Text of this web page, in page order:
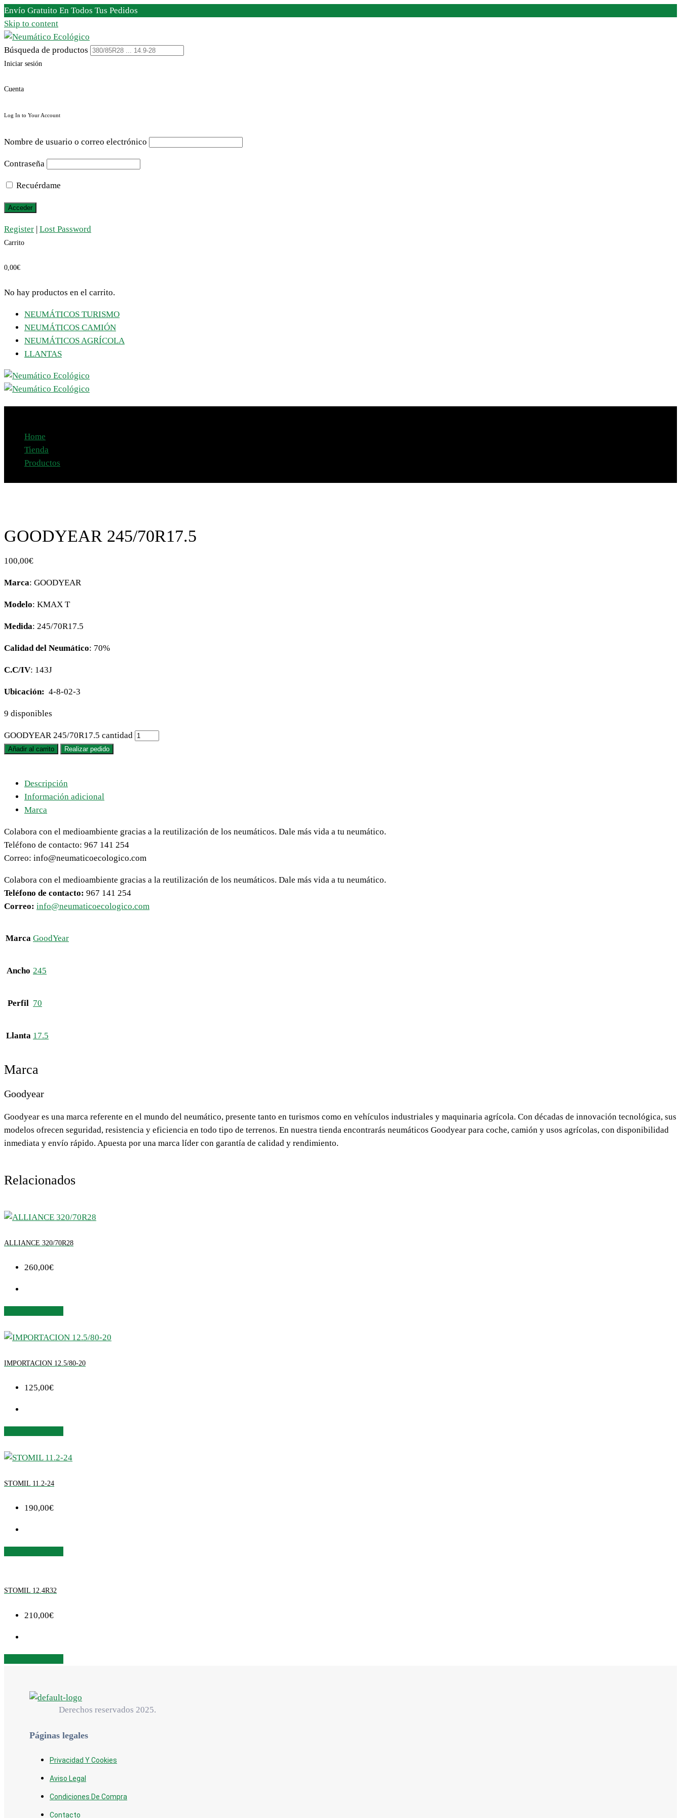
Envío Gratuito En Todos Tus Pedidos
Skip to content
Búsqueda de productos
Iniciar sesión
Cuenta
Log In to Your Account
Nombre de usuario o correo electrónico
Contraseña
Recuérdame
Register | Lost Password
Carrito
0,00€
No hay productos en el carrito.
NEUMÁTICOS TURISMO
NEUMÁTICOS CAMIÓN
NEUMÁTICOS AGRÍCOLA
LLANTAS
Home
Tienda
Productos
GOODYEAR 245/70R17.5
100,00€
Marca: GOODYEAR
Modelo: KMAX T
Medida: 245/70R17.5
Calidad del Neumático: 70%
C.C/IV: 143J
Ubicación: 4-8-02-3
9 disponibles
GOODYEAR 245/70R17.5 cantidad
Añadir al carrito Realizar pedido
Descripción
Información adicional
Marca
Colabora con el medioambiente gracias a la reutilización de los neumáticos. Dale más vida a tu neumático.
Teléfono de contacto: 967 141 254
Correo: info@neumaticoecologico.com
Colabora con el medioambiente gracias a la reutilización de los neumáticos. Dale más vida a tu neumático.
Teléfono de contacto: 967 141 254
Correo: info@neumaticoecologico.com
Marca GoodYear
Ancho 245
Perfil 70
Llanta 17.5
Marca
Goodyear
Goodyear es una marca referente en el mundo del neumático, presente tanto en turismos como en vehículos industriales y maquinaria agrícola. Con décadas de innovación tecnológica, sus
modelos ofrecen seguridad, resistencia y eficiencia en todo tipo de terrenos. En nuestra tienda encontrarás neumáticos Goodyear para coche, camión y usos agrícolas, con disponibilidad
inmediata y envío rápido. Apuesta por una marca líder con garantía de calidad y rendimiento.
Relacionados
ALLIANCE 320/70R28
260,00€
IMPORTACION 12.5/80-20
125,00€
STOMIL 11.2-24
190,00€
STOMIL 12.4R32
210,00€
Derechos reservados 2025.
Páginas legales
Privacidad Y Cookies
Aviso Legal
Condiciones De Compra
Contacto